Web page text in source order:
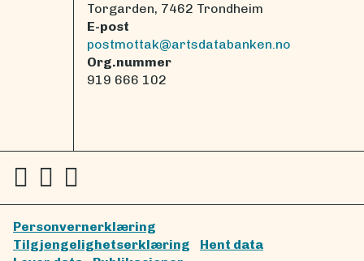
Torgarden, 7462 Trondheim
E-post
postmottak@artsdatabanken.no
Org.nummer
919 666 102
Personvernerklæring
Tilgjengelighetserklæring
Hent data